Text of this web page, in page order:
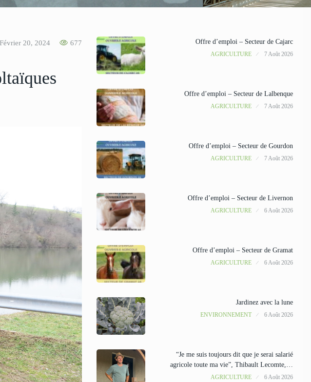
Février 20, 2024 677 Offre d’emploi – Secteur de Cajarc
AGRICULTURE 7 Août 2026
Offre d’emploi – Secteur de Lalbenque
AGRICULTURE 7 Août 2026
Offre d’emploi – Secteur de Gourdon
AGRICULTURE 7 Août 2026
Offre d’emploi – Secteur de Livernon
AGRICULTURE 6 Août 2026
Offre d’emploi – Secteur de Gramat
AGRICULTURE 6 Août 2026
Jardinez avec la lune
ENVIRONNEMENT 6 Août 2026
“Je me suis toujours dit que je serai salarié
agricole toute ma vie”, Thibault Lecomte,…
AGRICULTURE 6 Août 2026